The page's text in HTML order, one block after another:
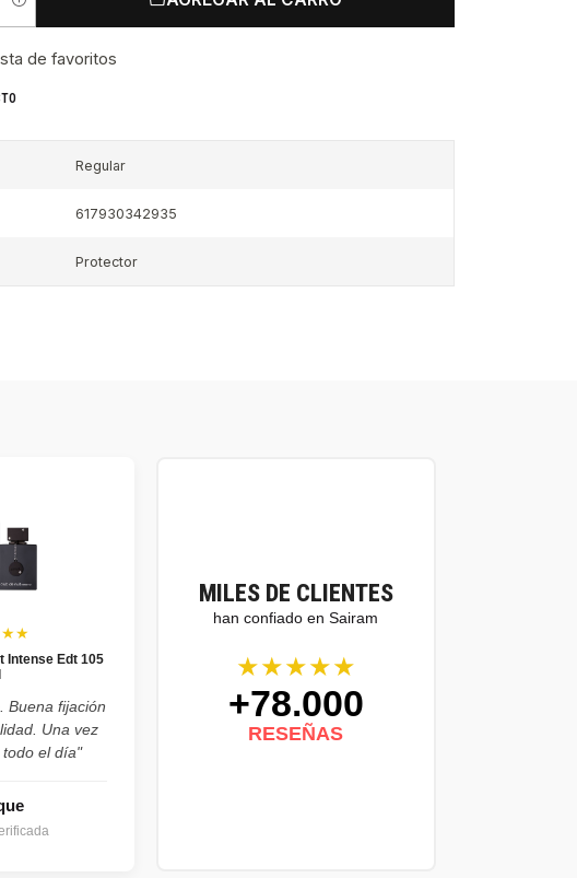
de favoritos
Regular
617930342935
Protector
MILES DE CLIENTES
han confiado en Sairam
★★★★★
+78.000
RESEÑAS
Intense Edt 105
Buena fijación
Una vez
el día"